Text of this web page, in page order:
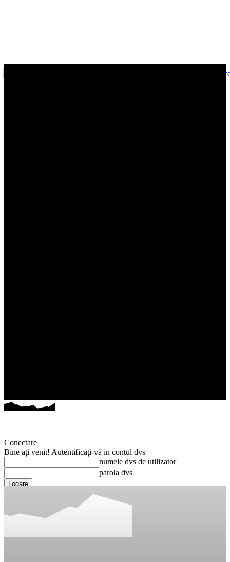
Conectare
Bine ați venit! Autentificați-vă in contul dvs
numele dvs de utilizator
parola dvs
Ați uitat parola? obține ajutor
Recuperați-vă parola